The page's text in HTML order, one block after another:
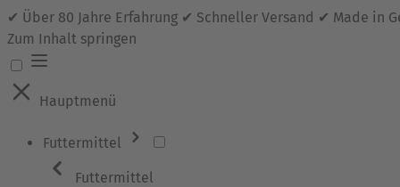
✔ Über 80 Jahre Erfahrung ✔ Schneller Versand ✔ Made in
Zum Inhalt springen
Hauptmenü
Futtermittel
Futtermittel